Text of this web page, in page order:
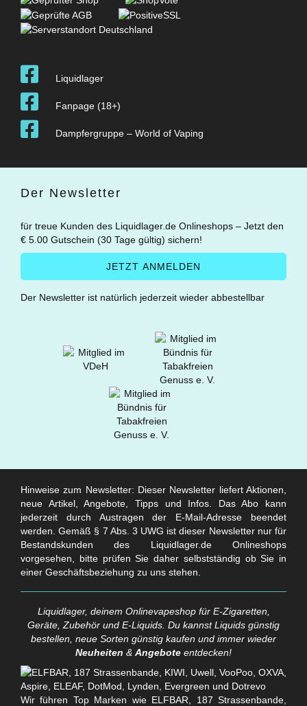
Liquidlager
Fanpage (18+)
Dampfergruppe – World of Vaping
Der Newsletter
für treue Kunden des Liquidlager.de Onlineshops – Jetzt den
€ 5.00 Gutschein (30 Tage gültig) sichern!
Der Newsletter ist natürlich jederzeit wieder abbestellbar
Hinweise zum Newsletter: Dieser Newsletter liefert Aktionen,
neue Artikel, Angebote, Tipps und Infos. Das Abo kann
jederzeit durch Austragen der E-Mail-Adresse beendet
werden. Gemäß § 7 Abs. 3 UWG ist dieser Newsletter nur für
Bestandskunden des Liquidlager.de Onlineshops
vorgesehen, bitte prüfen Sie daher selbstständig ob Sie in
einer Geschäftsbeziehung zu uns stehen.
Liquidlager, deinem Onlinevapeshop für E-Zigaretten,
Geräte, Zubehör und E-Liquids. Du kannst Liquids günstig
bestellen, neue Sorten günstig kaufen und immer wieder
Neuheiten & Angebote entdecken!
Wir führen Top Marken wie ELFBAR, 187 Strassenbande,